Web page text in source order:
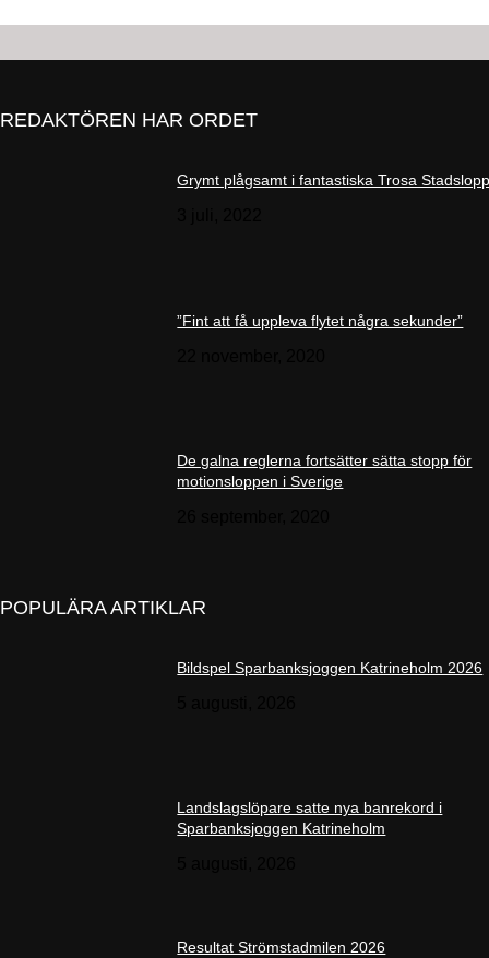
REDAKTÖREN HAR ORDET
Grymt plågsamt i fantastiska Trosa
”Fint att få uppleva flytet några sekunder”
De galna reglerna fortsätter sätta stopp för
motionsloppen i Sverige
POPULÄRA ARTIKLAR
Bildspel Sparbanksjoggen Katrineholm 2026
Landslagslöpare satte nya banrekord i
Sparbanksjoggen Katrineholm
Resultat Strömstadmilen 2026